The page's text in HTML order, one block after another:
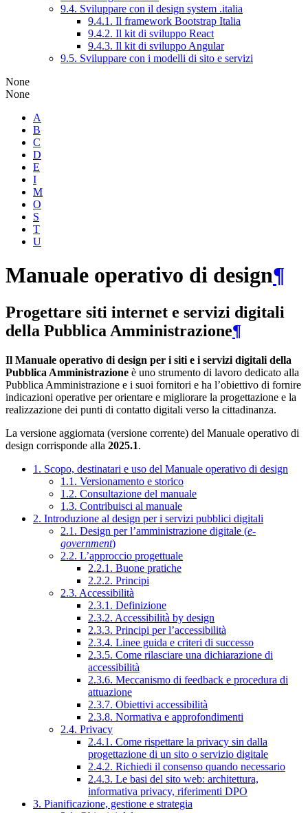
9.4. Sviluppare con il design system .italia
9.4.1. Il framework Bootstrap Italia
9.4.2. Il kit di sviluppo React
9.4.3. Il kit di sviluppo Angular
9.5. Sviluppare con i modelli di sito e servizi
None
None
A
B
C
D
E
I
M
O
S
T
U
Manuale operativo di design¶
Progettare siti internet e servizi digitali
della Pubblica Amministrazione¶
Il Manuale operativo di design per i siti e i servizi digitali della
Pubblica Amministrazione è uno strumento di lavoro dedicato alla
Pubblica Amministrazione e i suoi fornitori e ha l’obiettivo di fornire
indicazioni operative per orientare e migliorare la progettazione e la
realizzazione dei punti di contatto digitali verso la cittadinanza.
La versione aggiornata (versione corrente) del Manuale operativo di
design corrisponde alla 2025.1.
1. Scopo, destinatari e uso del Manuale operativo di design
1.1. Versionamento e storico
1.2. Consultazione del manuale
1.3. Contribuisci al manuale
2. Introduzione al design per i servizi pubblici digitali
2.1. Design per l’amministrazione digitale (e-
government)
2.2. L’approccio progettuale
2.2.1. Buone pratiche
2.2.2. Principi
2.3. Accessibilità
2.3.1. Definizione
2.3.2. Accessibilità by design
2.3.3. Principi per l’accessibilità
2.3.4. Linee guida e criteri di successo
2.3.5. Come rilasciare una dichiarazione di
accessibilità
2.3.6. Meccanismo di feedback e procedura di
attuazione
2.3.7. Obiettivi accessibilità
2.3.8. Normativa e approfondimenti
2.4. Privacy
2.4.1. Come rispettare la privacy sin dalla
progettazione di un sito o servizio digitale
2.4.2. Richiedi il consenso quando necessario
2.4.3. Le basi del sito web: architettura,
informativa privacy, riferimenti DPO
3. Pianificazione, gestione e strategia